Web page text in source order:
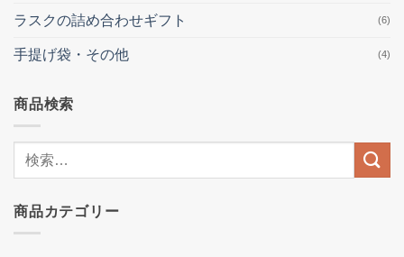
ラスクの詰め合わせギフト (6)
手提げ袋・その他 (4)
商品検索
果:
商品カテゴリー